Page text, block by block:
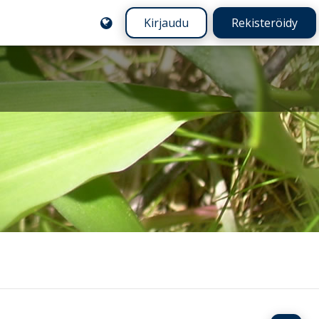
Kirjaudu Rekisteröidy